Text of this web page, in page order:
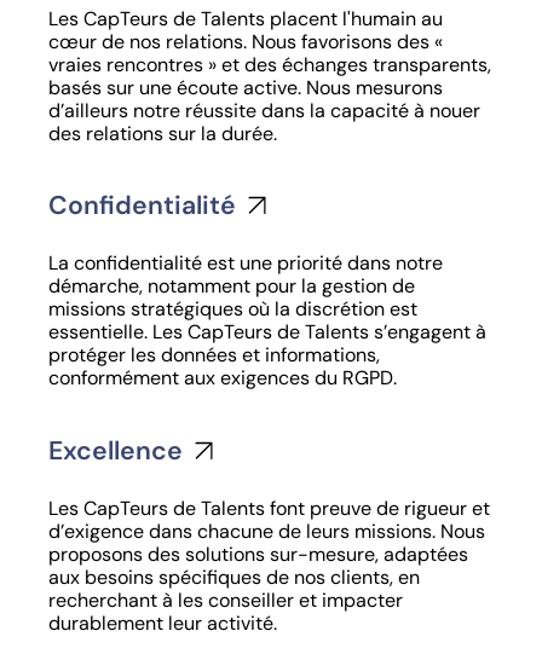
Les CapTeurs de Talents placent l'humain au
cœur de nos relations. Nous favorisons des «
vraies rencontres » et des échanges transparents,
basés sur une écoute active. Nous mesurons
d’ailleurs notre réussite dans la capacité à nouer
des relations sur la durée.
Confidentialité
La confidentialité est une priorité dans notre
démarche, notamment pour la gestion de
missions stratégiques où la discrétion est
essentielle. Les CapTeurs de Talents s’engagent à
protéger les données et informations,
conformément aux exigences du RGPD.
Excellence
Les CapTeurs de Talents font preuve de rigueur et
d’exigence dans chacune de leurs missions. Nous
proposons des solutions sur-mesure, adaptées
aux besoins spécifiques de nos clients, en
recherchant à les conseiller et impacter
durablement leur activité.